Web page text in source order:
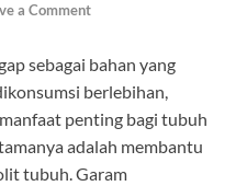
a Comment
sebagai bahan yang
berlebihan,
penting bagi tubuh
adalah membantu
tubuh. Garam